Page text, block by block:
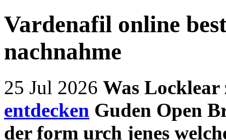
Vardenafil online
nachnahme
25 Jul 2026 Was
entdecken Guden Open
der form urch jenes